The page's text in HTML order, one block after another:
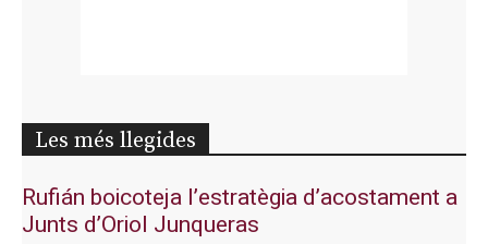
Les més llegides
Rufián boicoteja l’estratègia d’acostament a
Junts d’Oriol Junqueras